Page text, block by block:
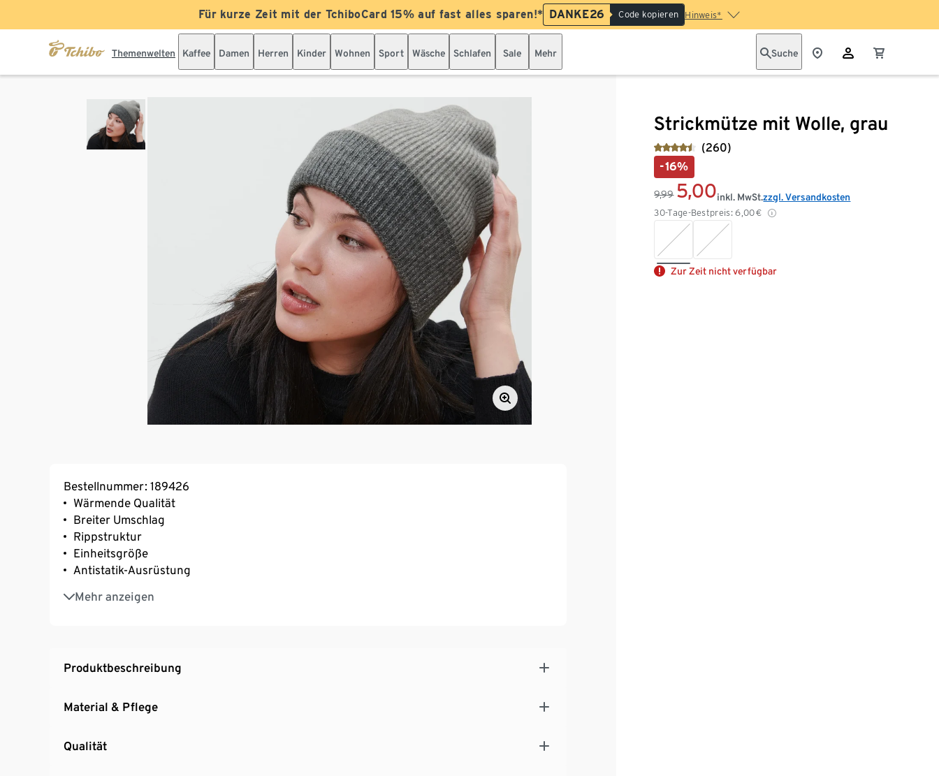
Für kurze Zeit mit der TchiboCard 15% auf fast alles sparen!* DANKE26 Code kopieren Hinweis*
Themenwelten Kaffee Damen Herren Kinder Wohnen Sport Wäsche Schlafen Sale Mehr Suche
Strickmütze mit Wolle, grau
(260)
-16%
9,99 5,00
30-Tage-Bestpreis: 6,00€
inkl. MwSt.zzgl. Versandkosten
Zur Zeit nicht verfügbar
Bestellnummer: 189426
Wärmende Qualität
Breiter Umschlag
Rippstruktur
Einheitsgröße
Antistatik-Ausrüstung
Mehr anzeigen
Mit Elasthan: formbeständig, perfekter Sitz, hoher Tragekomfort
Farblich abgesetzter Umschlag
Produktbeschreibung
Material & Pflege
Qualität